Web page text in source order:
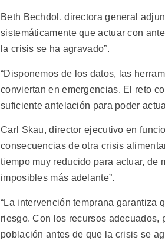
Beth Bechdol, directora general
sistemáticamente que actuar con
la crisis se ha agravado”.
“Disponemos de los datos, las
conviertan en emergencias. El reto
suficiente antelación para poder
Carl Skau, director ejecutivo en
consecuencias de otra crisis
tiempo muy reducido para actuar, de
imposibles más adelante”.
“La intervención temprana garantiza
riesgo. Con los recursos adecuados,
población antes de que la crisis se